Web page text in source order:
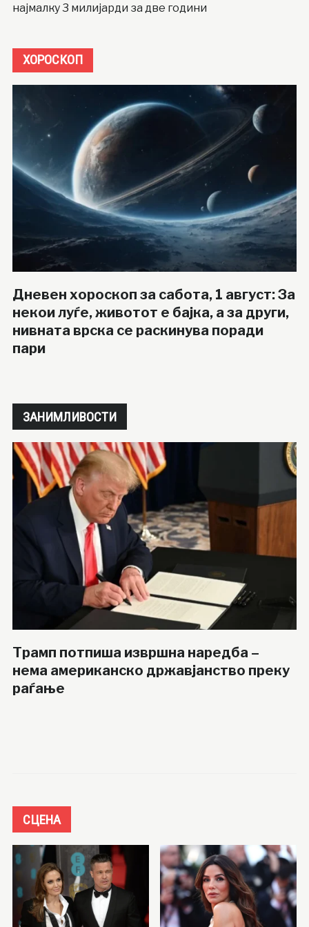
најмалку 3 милијарди за две години
ХОРОСКОП
Дневен хороскоп за сабота, 1 август: За
некои луѓе, животот е бајка, а за други,
нивната врска се раскинува поради
пари
ЗАНИМЛИВОСТИ
Трамп потпиша извршна наредба –
нема американско државјанство преку
раѓање
СЦЕНА